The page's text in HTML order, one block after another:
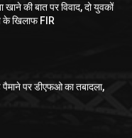
खाने की बात पर विवाद, दो युवकों
के खिलाफ FIR
पर डीएफओ का तबादला,